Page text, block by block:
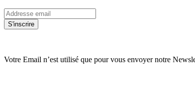
S'inscrire
Votre Email n’est utilisé que pour vous envoyer notre